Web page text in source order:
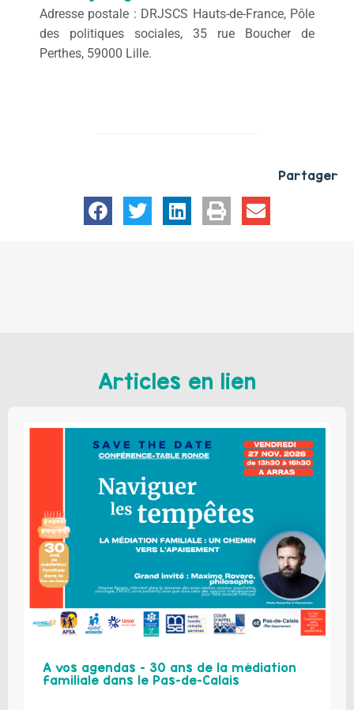
Adresse postale : DRJSCS Hauts-de-France, Pôle
des politiques sociales, 35 rue Boucher de
Perthes, 59000 Lille.
Partager
Articles en lien
A vos agendas – 30 ans de la médiation
familiale dans le Pas-de-Calais